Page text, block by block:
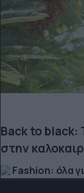
Back to black:
στην
Fashion: όλα